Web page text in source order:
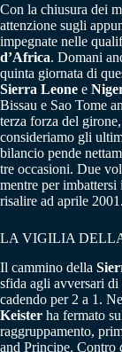
Con la chiusura dei
attenzione sugli
impegnate nelle
d’Africa. Domani
quinta giornata di
Sierra Leone e
Bissau e Sao Tome
terza forza del
consideriamo gli
bilancio pende
tre occasioni. Due
mentre per imbattersi
risalire ad aprile 2001.
LA VIGILIA
Il cammino della
sfida agli avversari
cadendo per 2 a 1.
Keister ha fermato
raggruppamento,
and Principe. Contro